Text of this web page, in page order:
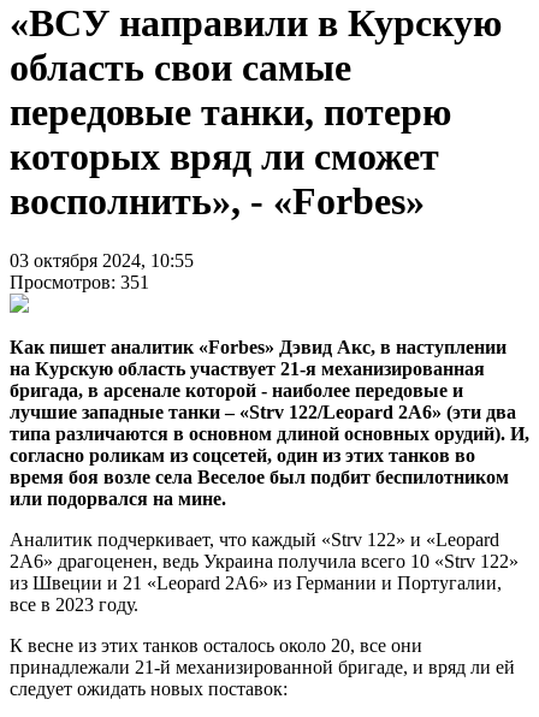
«ВСУ направили в Курскую
область свои самые
передовые танки, потерю
которых вряд ли сможет
восполнить», - «Forbes»
03 октября 2024, 10:55
Просмотров: 351
Как пишет аналитик «Forbes» Дэвид Акс, в наступлении
на Курскую область участвует 21-я механизированная
бригада, в арсенале которой - наиболее передовые и
лучшие западные танки – «Strv 122/Leopard 2A6» (эти два
типа различаются в основном длиной основных орудий). И,
согласно роликам из соцсетей, один из этих танков во
время боя возле села Веселое был подбит беспилотником
или подорвался на мине.
Аналитик подчеркивает, что каждый «Strv 122» и «Leopard
2A6» драгоценен, ведь Украина получила всего 10 «Strv 122»
из Швеции и 21 «Leopard 2A6» из Германии и Португалии,
все в 2023 году.
К весне из этих танков осталось около 20, все они
принадлежали 21-й механизированной бригаде, и вряд ли ей
следует ожидать новых поставок: